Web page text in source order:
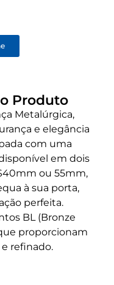
Produto
Metalúrgica,
e elegância
com uma
em dois
ou 55mm,
à sua porta,
perfeita.
BL (Bronze
proporcionam
refinado.